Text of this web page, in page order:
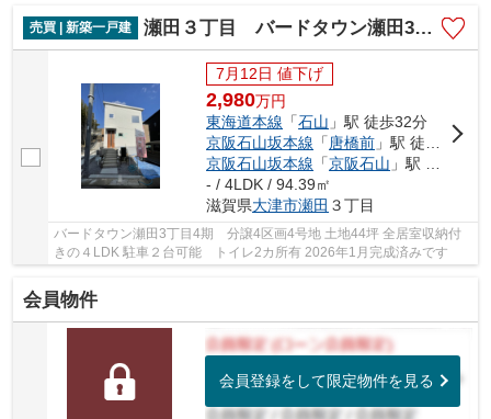
売買 | 新築一戸建
瀬田３丁目 バードタウン瀬田3丁目4期 ４号地
7月12日 値下げ
2,980万円
東海道本線 「石山 」駅 徒歩32分
京阪石山坂本線 「唐橋前 」駅 徒歩22分
京阪石山坂本線 「京阪石山 」駅 徒歩32分
- / 4LDK / 94.39㎡
滋賀県大津市瀬田 ３丁目
バードタウン瀬田3丁目4期 分譲4区画4号地 土地44坪 全居室収納付
きの４LDK 駐車２台可能 トイレ2カ所有 2026年1月完成済みです
会員物件
会員登録をして限定物件を見る